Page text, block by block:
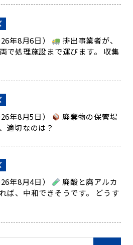
年8月6日）
排出事業者が、
で処理施設まで運びます。 収集
年8月5日）
廃棄物の保管場
適切なのは？
年8月4日）
廃酸と廃アルカ
ば、中和できそうです。 どうす